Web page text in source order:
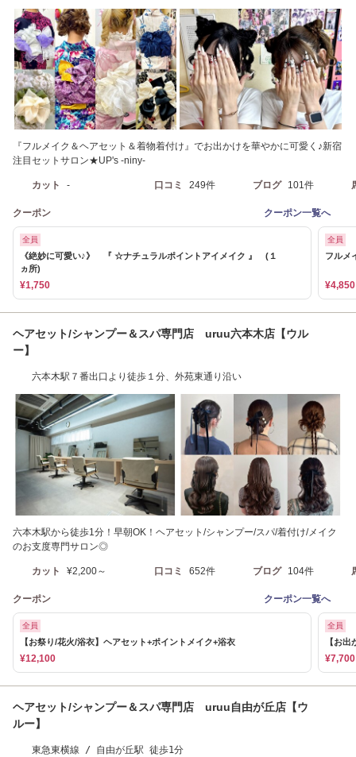
『フルメイク＆ヘアセット＆着物着付け』でお出かけを華やかに可愛く♪新宿
注目セットサロン★UP's -niny-
カット - 口コミ 249件 ブログ 101件
クーポン クーポン一覧へ
全員
《絶妙に可愛い♪》 『 ☆ナチュラルポイントアイメイク 』 (１
ヵ所)
¥1,750
全員
フルメ
¥4,850
ヘアセット/シャンプー＆スパ専門店 uruu六本木店【ウル
ー】
六本木駅７番出口より徒歩１分、外苑東通り沿い
六本木駅から徒歩1分！早朝OK！ヘアセット/シャンプー/スパ/着付け/メイク
のお支度専門サロン◎
カット ¥2,200～ 口コミ 652件 ブログ 104件
クーポン クーポン一覧へ
全員
【お祭り/花火/浴衣】ヘアセット+ポイントメイク+浴衣
¥12,100
全員
【お
¥7,700
ヘアセット/シャンプー＆スパ専門店 uruu自由が丘店【ウ
ルー】
東急東横線 / 自由が丘駅 徒歩1分